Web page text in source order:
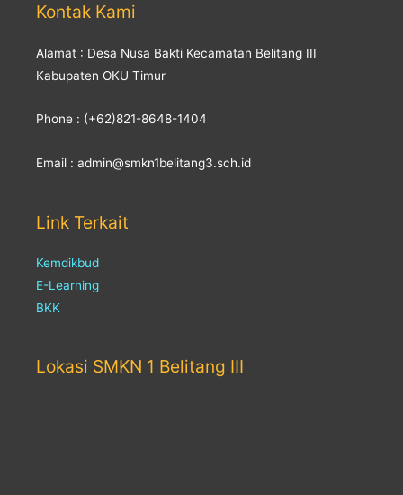
Kontak Kami
Alamat : Desa Nusa Bakti Kecamatan Belitang III
Kabupaten OKU Timur
Phone : (+62)821-8648-1404
Email : admin@smkn1belitang3.sch.id
Link Terkait
Kemdikbud
E-Learning
BKK
Lokasi SMKN 1 Belitang III